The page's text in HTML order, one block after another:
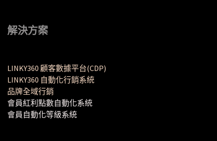
解決方案
LINKY360 顧客數據平台(CDP)
LINKY360 自動化行銷系統
品牌全域行銷
會員紅利點數自動化系統
會員自動化等級系統